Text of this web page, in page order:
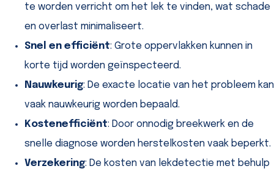
te worden verricht om het lek te vinden, wat schade
en overlast minimaliseert.
Snel en efficiënt: Grote oppervlakken kunnen in
korte tijd worden geïnspecteerd.
Nauwkeurig: De exacte locatie van het probleem kan
vaak nauwkeurig worden bepaald.
Kostenefficiënt: Door onnodig breekwerk en de
snelle diagnose worden herstelkosten vaak beperkt.
Verzekering: De kosten van lekdetectie met behulp